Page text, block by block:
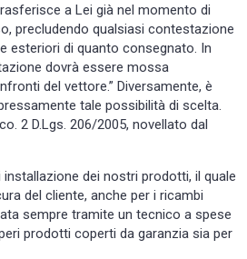
a Lei già nel momento di
precludendo qualsiasi contestazione
esteriori di quanto consegnato. In
dovrà essere mossa
del vettore.” Diversamente, è
tale possibilità di scelta.
2 D.Lgs. 206/2005, novellato dal
dei nostri prodotti, il quale
del cliente, anche per i ricambi
sempre tramite un tecnico a spese
prodotti coperti da garanzia sia per